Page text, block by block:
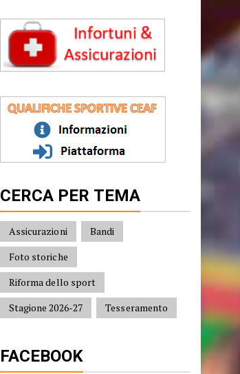
CERCA PER TEMA
Assicurazioni
Bandi
Foto storiche
Riforma dello sport
Stagione 2026-27
Tesseramento
FACEBOOK